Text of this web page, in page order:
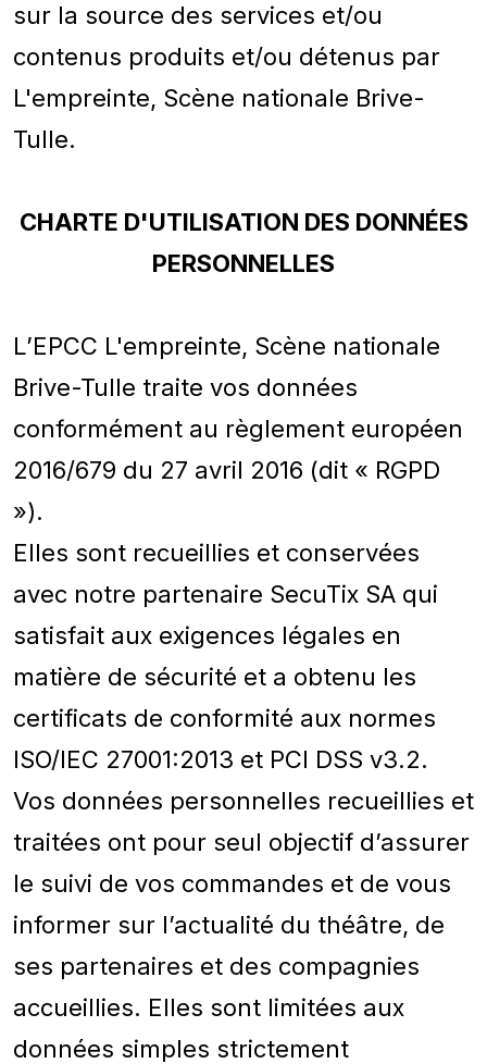
sur la source des services et/ou
contenus produits et/ou détenus par
L'empreinte, Scène nationale Brive-
Tulle.
CHARTE D'UTILISATION DES DONNÉES
PERSONNELLES
L’EPCC L'empreinte, Scène nationale
Brive-Tulle traite vos données
conformément au règlement européen
2016/679 du 27 avril 2016 (dit « RGPD
»).
Elles sont recueillies et conservées
avec notre partenaire SecuTix SA qui
satisfait aux exigences légales en
matière de sécurité et a obtenu les
certificats de conformité aux normes
ISO/IEC 27001:2013 et PCI DSS v3.2.
Vos données personnelles recueillies et
traitées ont pour seul objectif d’assurer
le suivi de vos commandes et de vous
informer sur l’actualité du théâtre, de
ses partenaires et des compagnies
accueillies. Elles sont limitées aux
données simples strictement